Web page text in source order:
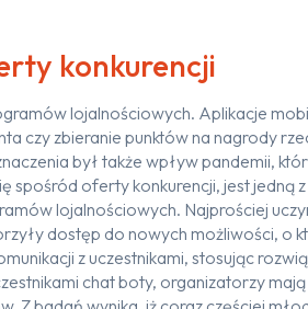
konkurencji
lojalnościowych. Aplikacje
czy zbieranie punktów na nagrody
był także wpływ pandemii,
spośród oferty konkurencji, jest jedną
lojalnościowych. Najprościej
dostęp do nowych możliwości, o
z uczestnikami, stosując
chat boty, organizatorzy